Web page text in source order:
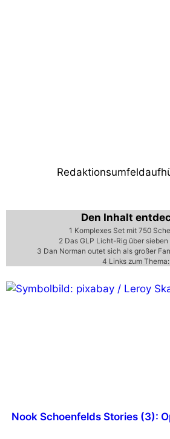
Den Inhalt
1 Komplexes Set mit 750
2 Das GLP Licht-Rig über
3 Dan Norman outet sich als großer
4 Links zum Thema:
Nook Schoenfelds Stories (3):